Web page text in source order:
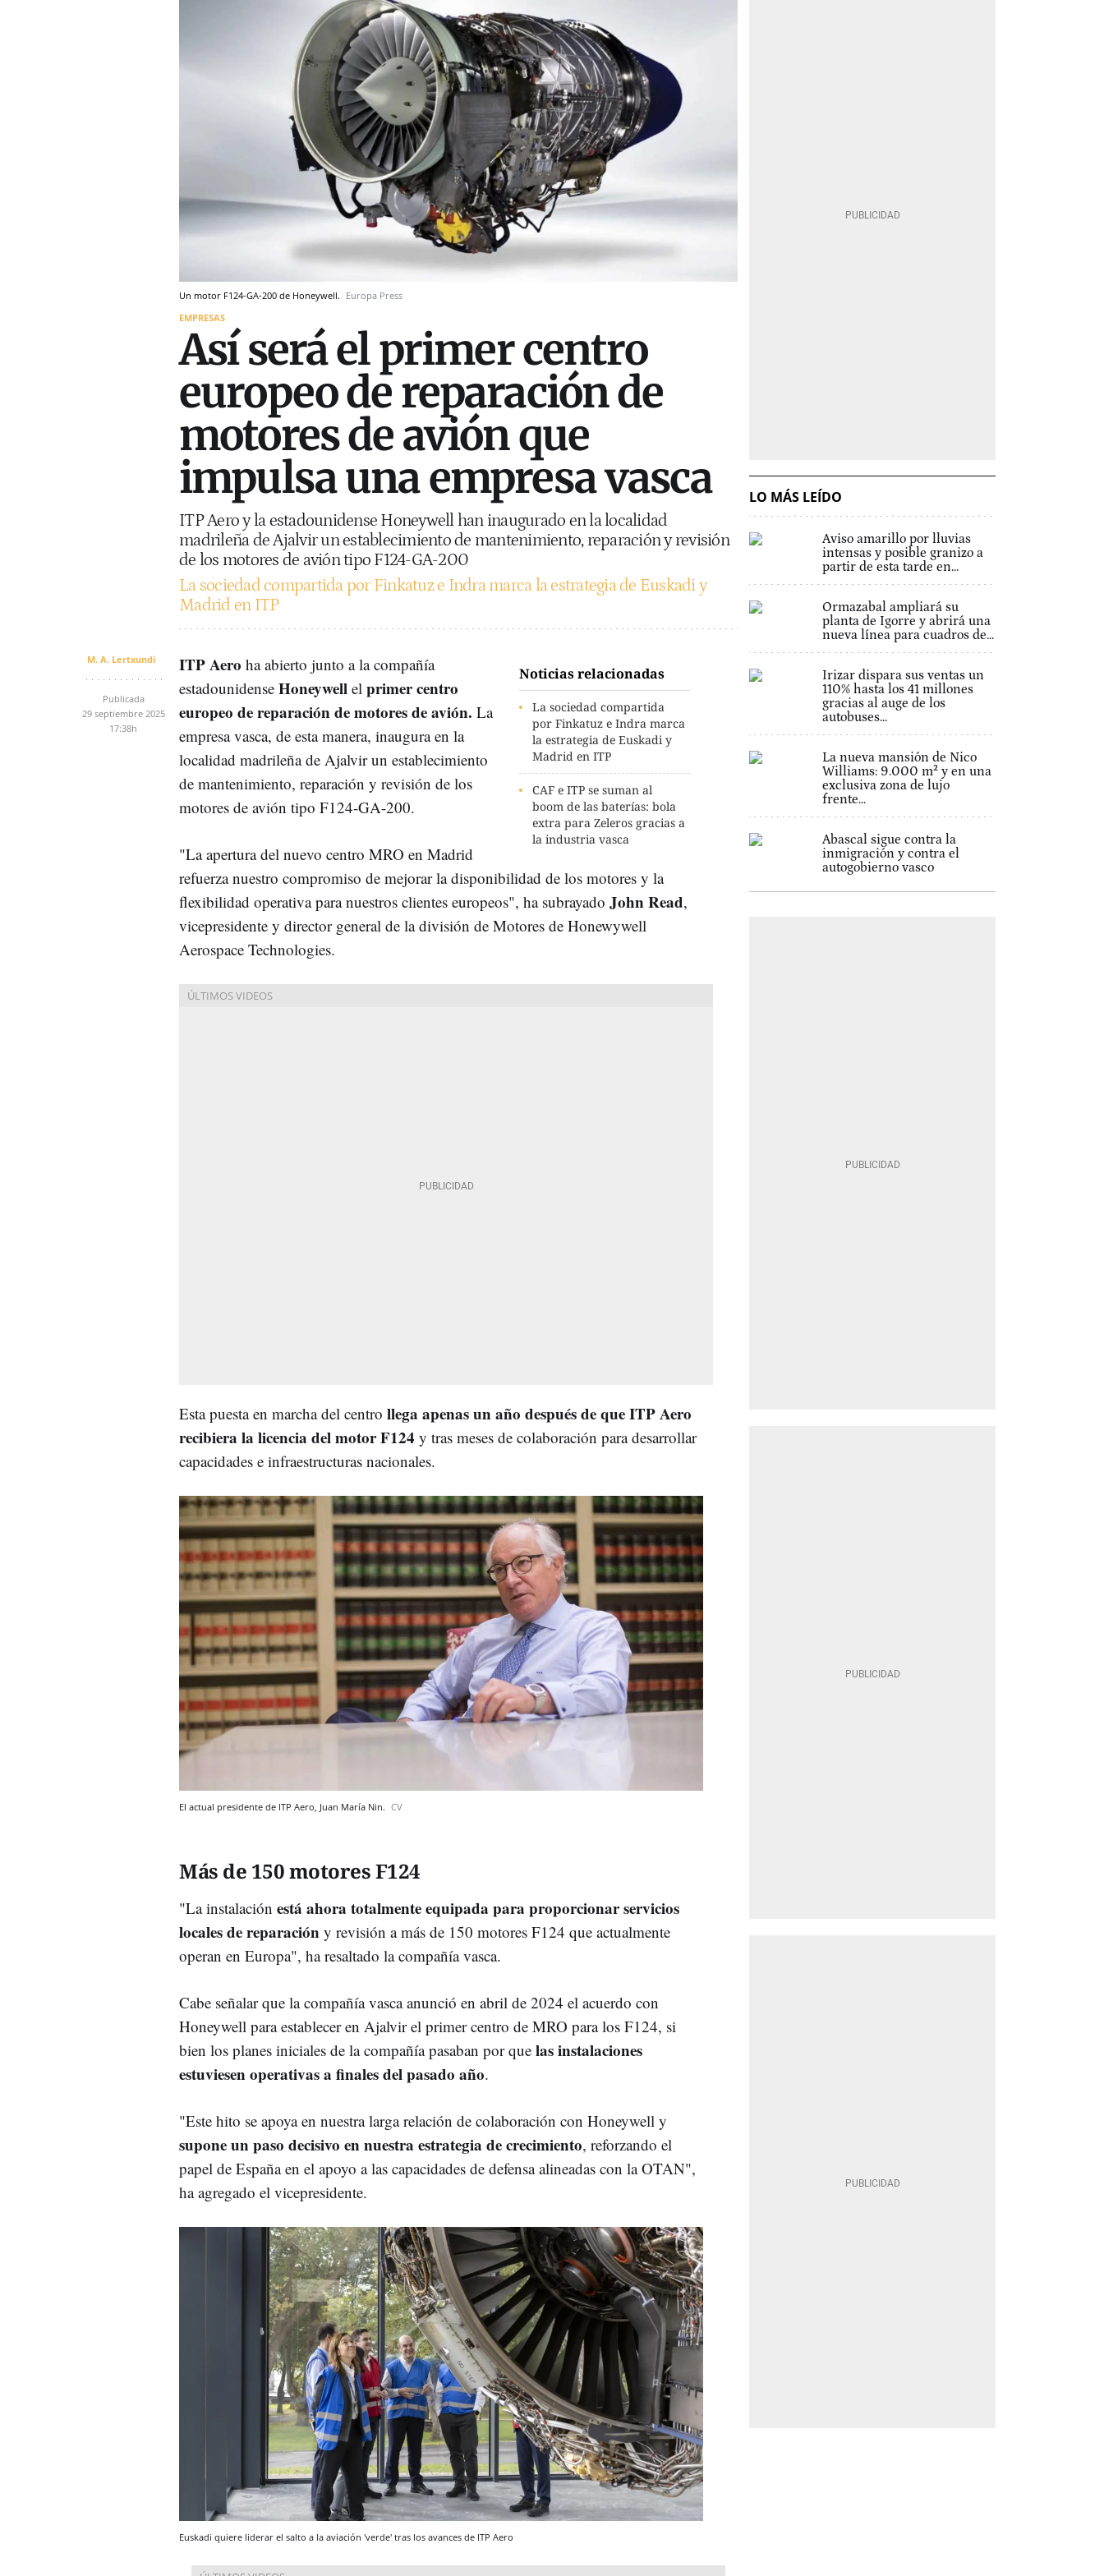
Un motor F124-GA-200 de Honeywell. Europa Press
EMPRESAS
Así será el primer centro
europeo de reparación de
motores de avión que
impulsa una empresa vasca
ITP Aero y la estadounidense Honeywell han inaugurado en la localidad
madrileña de Ajalvir un establecimiento de mantenimiento, reparación y revisión
de los motores de avión tipo F124-GA-200
La sociedad compartida por Finkatuz e Indra marca la estrategia de Euskadi y
Madrid en ITP
M. A. Lertxundi
Publicada
29 septiembre 2025
17:38h
Noticias relacionadas
La sociedad compartida
por Finkatuz e Indra marca
la estrategia de Euskadi y
Madrid en ITP
CAF e ITP se suman al
boom de las baterías: bola
extra para Zeleros gracias a
la industria vasca
ITP Aero ha abierto junto a la compañía
estadounidense Honeywell el primer centro
europeo de reparación de motores de avión. La
empresa vasca, de esta manera, inaugura en la
localidad madrileña de Ajalvir un establecimiento
de mantenimiento, reparación y revisión de los
motores de avión tipo F124-GA-200.
"La apertura del nuevo centro MRO en Madrid
refuerza nuestro compromiso de mejorar la disponibilidad de los motores y la
flexibilidad operativa para nuestros clientes europeos", ha subrayado John Read,
vicepresidente y director general de la división de Motores de Honewywell
Aerospace Technologies.
Esta puesta en marcha del centro llega apenas un año después de que ITP Aero
recibiera la licencia del motor F124 y tras meses de colaboración para desarrollar
capacidades e infraestructuras nacionales.
El actual presidente de ITP Aero, Juan María Nin. CV
Más de 150 motores F124
"La instalación está ahora totalmente equipada para proporcionar servicios
locales de reparación y revisión a más de 150 motores F124 que actualmente
operan en Europa", ha resaltado la compañía vasca.
Cabe señalar que la compañía vasca anunció en abril de 2024 el acuerdo con
Honeywell para establecer en Ajalvir el primer centro de MRO para los F124, si
bien los planes iniciales de la compañía pasaban por que las instalaciones
estuviesen operativas a finales del pasado año.
"Este hito se apoya en nuestra larga relación de colaboración con Honeywell y
supone un paso decisivo en nuestra estrategia de crecimiento, reforzando el
papel de España en el apoyo a las capacidades de defensa alineadas con la OTAN",
ha agregado el vicepresidente.
Euskadi quiere liderar el salto a la aviación 'verde' tras los avances de ITP Aero
LO MÁS LEÍDO
Aviso amarillo por lluvias
intensas y posible granizo a
partir de esta tarde en...
Ormazabal ampliará su
planta de Igorre y abrirá una
nueva línea para cuadros de...
Irizar dispara sus ventas un
110% hasta los 41 millones
gracias al auge de los
autobuses...
La nueva mansión de Nico
Williams: 9.000 m² y en una
exclusiva zona de lujo
frente...
Abascal sigue contra la
inmigración y contra el
autogobierno vasco